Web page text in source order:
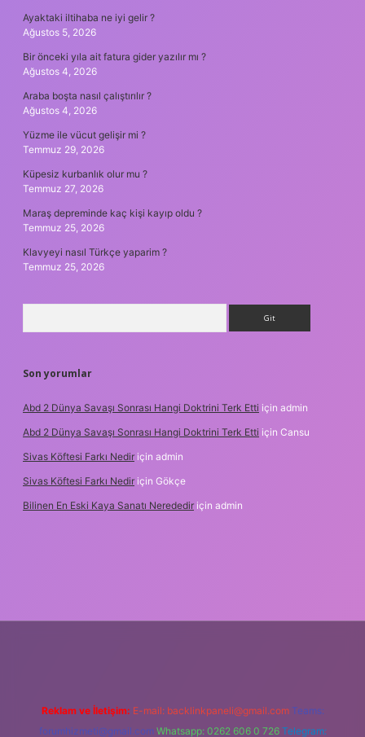
Ayaktaki iltihaba ne iyi gelir ?
Ağustos 5, 2026
Bir önceki yıla ait fatura gider yazılır mı ?
Ağustos 4, 2026
Araba boşta nasıl çalıştırılır ?
Ağustos 4, 2026
Yüzme ile vücut gelişir mi ?
Temmuz 29, 2026
Küpesiz kurbanlık olur mu ?
Temmuz 27, 2026
Maraş depreminde kaç kişi kayıp oldu ?
Temmuz 25, 2026
Klavyeyi nasıl Türkçe yaparim ?
Temmuz 25, 2026
Son yorumlar
Abd 2 Dünya Savaşı Sonrası Hangi Doktrini Terk Etti için admin
Abd 2 Dünya Savaşı Sonrası Hangi Doktrini Terk Etti için Cansu
Sivas Köftesi Farkı Nedir için admin
Sivas Köftesi Farkı Nedir için Gökçe
Bilinen En Eski Kaya Sanatı Nerededir için admin
Reklam ve İletişim: E-mail: backlinkpaneli@gmail.com Teams:
forumhizmeti@gmail.com Whatsapp: 0262 606 0 726 Telegram: